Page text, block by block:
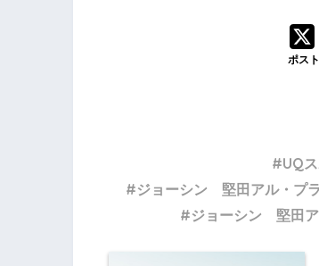
ポスト
UQ
ジョーシン 堅田アル・プ
ジョーシン 堅田